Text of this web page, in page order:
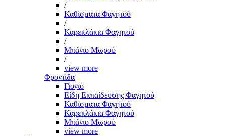
/
Καθίσματα Φαγητού
/
Καρεκλάκια Φαγητού
/
Μπάνιο Μωρού
/
view more
Φροντίδα
Γιογιό
Είδη Εκπαίδευσης Φαγητού
Καθίσματα Φαγητού
Καρεκλάκια Φαγητού
Μπάνιο Μωρού
view more